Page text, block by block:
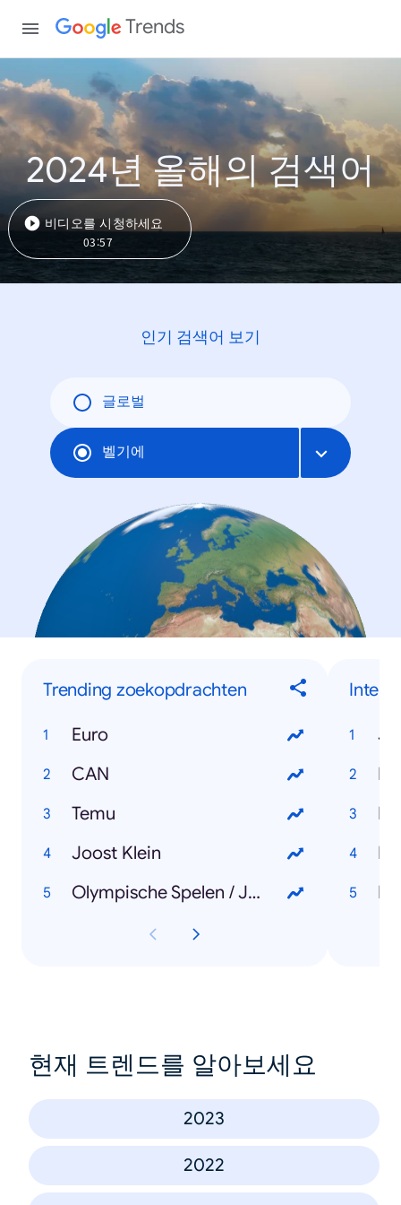
Trends
2024년 올해의 검색어
비디오를 시청하세요
03:57
인기 검색어 보기
글로벌
벨기에
Trending zoekopdrachten
Euro
CAN
Temu
Joost Klein
Olympische Spelen / Jeux Olympiques
현재 트렌드를 알아보세요
2023
2022